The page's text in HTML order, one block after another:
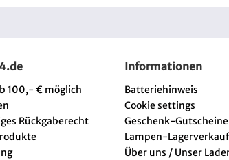
100,- € möglich
Rückgaberecht
Informationen
Batteriehinweis
Cookie settings
Geschenk-Gutscheine
Lampen-Lagerverkauf
Über uns / Unser